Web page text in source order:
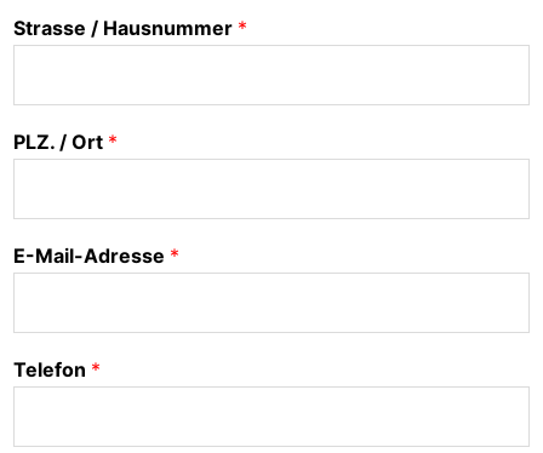
Strasse / Hausnummer *
PLZ. / Ort *
E-Mail-Adresse *
Telefon *